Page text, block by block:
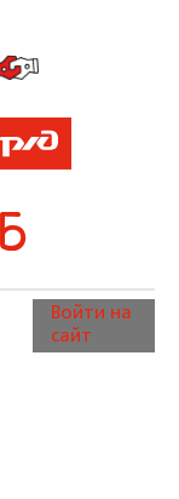
Войти на
сайт